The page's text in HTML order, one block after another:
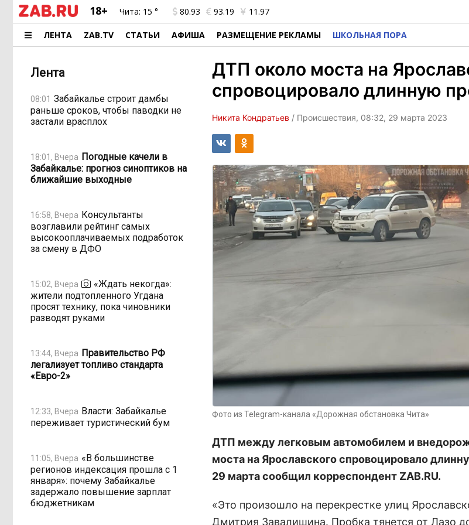
18+ Чита: 15 ° 80.93 93.19 11.97
ЛЕНТА ZAB.TV СТАТЬИ АФИША РАЗМЕЩЕНИЕ РЕКЛАМЫ ШКОЛЬНАЯ ПОРА
Лента
08:01 Забайкалье строит дамбы
раньше сроков, чтобы паводки не
застали врасплох
18:01, Вчера Погодные качели в
Забайкалье: прогноз синоптиков на
ближайшие выходные
16:58, Вчера Консультанты
возглавили рейтинг самых
высокооплачиваемых подработок
за смену в ДФО
15:02, Вчера
«Ждать некогда»:
жители подтопленного Угдана
просят технику, пока чиновники
разводят руками
13:44, Вчера Правительство РФ
легализует топливо стандарта
«Евро-2»
12:33, Вчера Власти: Забайкалье
переживает туристический бум
11:05, Вчера «В большинстве
регионов индексация прошла с 1
января»: почему Забайкалье
задержало повышение зарплат
бюджетникам
ДТП около моста на
спровоцировало длинную
Никита Кондратьев / Происшествия, 08:32, 29 марта 2023
Фото из Telegram-канала «Дорожная обстановка Чита»
ДТП между легковым автомобилем и
моста на Ярославского спровоцировало
29 марта сообщил корреспондент ZAB.RU.
«Это произошло на перекрестке улиц
Дмитрия Завалишина. Пробка тянется от Лазо